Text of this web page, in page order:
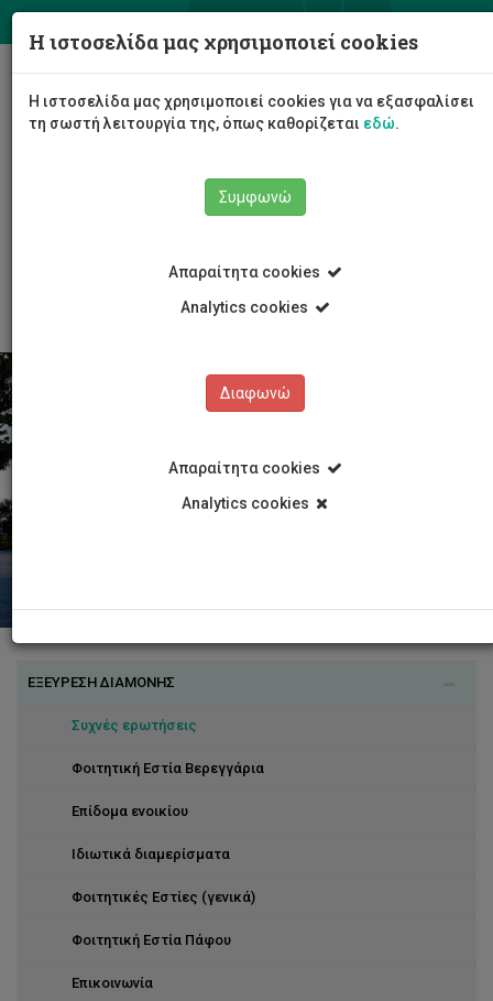
Συχνές ερωτήσεις
ΕΞΕΥΡΕΣΗ ΔΙΑΜΟΝΗΣ
Συχνές ερωτήσεις
Φοιτητική Εστία Βερεγγάρια
Επίδομα ενοικίου
Ιδιωτικά διαμερίσματα
Φοιτητικές Εστίες (γενικά)
Φοιτητική Εστία Πάφου
Επικοινωνία
Η ιστοσελίδα μας χρησιμοποιεί cookies
Η ιστοσελίδα μας χρησιμοποιεί cookies για να εξασφαλίσει
τη σωστή λειτουργία της, όπως καθορίζεται εδώ.
Συμφωνώ
Απαραίτητα cookies
Analytics cookies
Διαφωνώ
Απαραίτητα cookies
Analytics cookies